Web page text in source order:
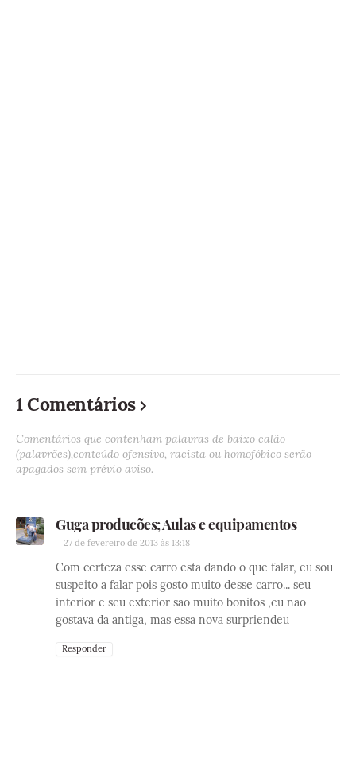
1 Comentários
Comentários que contenham palavras de baixo calão
(palavrões),conteúdo ofensivo, racista ou homofóbico serão
apagados sem prévio aviso.
Guga producões; Aulas e equipamentos
27 de fevereiro de 2013 às 13:18
Com certeza esse carro esta dando o que falar, eu sou
suspeito a falar pois gosto muito desse carro... seu
interior e seu exterior sao muito bonitos ,eu nao
gostava da antiga, mas essa nova surpriendeu
Responder